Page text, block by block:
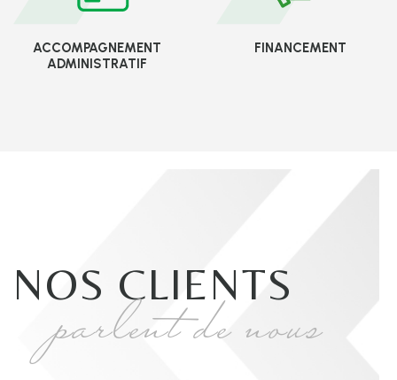
ACCOMPAGNEMENT
ADMINISTRATIF
FINANCEMENT
NOS CLIENTS
parlent de nous